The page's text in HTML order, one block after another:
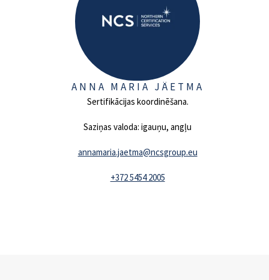
ANNA MARIA JÄETMA
Sertifikācijas koordinēšana.
Saziņas valoda: igauņu, angļu
annamaria.jaetma@ncsgroup.eu
+372 5454 2005